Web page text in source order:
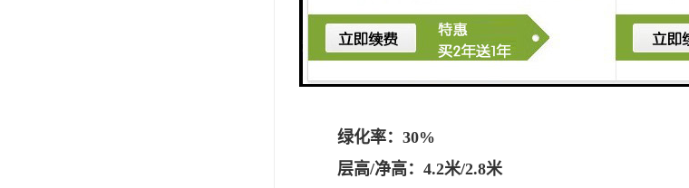
电梯：客梯数5部
实用率：70%
绿化率：30%
层高/净高：4.2米/2.8米